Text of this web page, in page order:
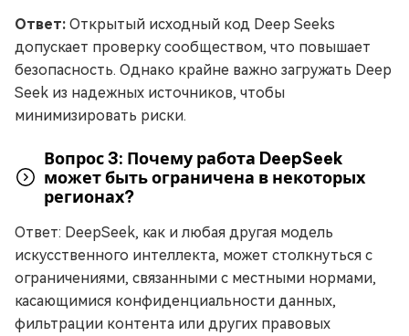
Ответ: Открытый исходный код Deep Seeks
допускает проверку сообществом, что повышает
безопасность. Однако крайне важно загружать Deep
Seek из надежных источников, чтобы
минимизировать риски.
Вопрос 3: Почему работа DeepSeek
может быть ограничена в некоторых
регионах?
Ответ: DeepSeek, как и любая другая модель
искусственного интеллекта, может столкнуться с
ограничениями, связанными с местными нормами,
касающимися конфиденциальности данных,
фильтрации контента или других правовых